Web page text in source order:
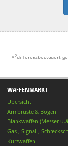
*2differenzbesteuert
WAFFENMARKT
Übersicht
Armbrüste & Bögen
Blankwaffen (Messer
Gas-, Signal-,
Kurzwaffen